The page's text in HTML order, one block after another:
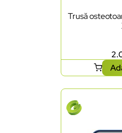
Trusă